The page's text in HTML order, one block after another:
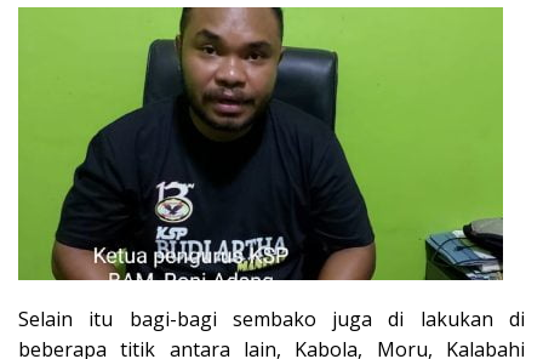
Selain itu bagi-bagi sembako juga di lakukan di
beberapa titik antara lain, Kabola, Moru, Kalabahi